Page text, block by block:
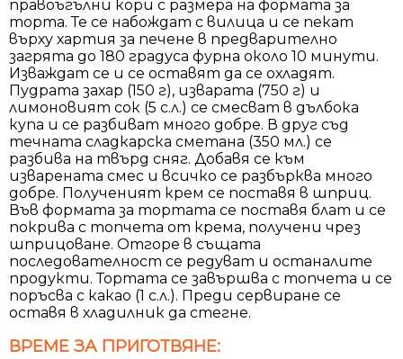
правоъгълни кори с размера на формата за
торта. Те се набождат с вилица и се пекат
върху хартия за печене в предварително
загрята до 180 градуса фурна около 10 минути.
Изваждат се и се оставят да се охладят.
Пудрата захар (150 г), изварата (750 г) и
лимоновият сок (5 с.л.) се смесват в дълбока
купа и се разбиват много добре. В друг съд
течната сладкарска сметана (350 мл.) се
разбива на твърд сняг. Добавя се към
изварената смес и всичко се разбърква много
добре. Полученият крем се поставя в шприц.
Във формата за тортата се поставя блат и се
покрива с топчета от крема, получени чрез
шприцоване. Отгоре в същата
последователност се редуват и останалите
продукти. Тортата се завършва с топчета и се
поръсва с какао (1 с.л.). Преди сервиране се
оставя в хладилник да стегне.
ВРЕМЕ ЗА ПРИГОТВЯНЕ: